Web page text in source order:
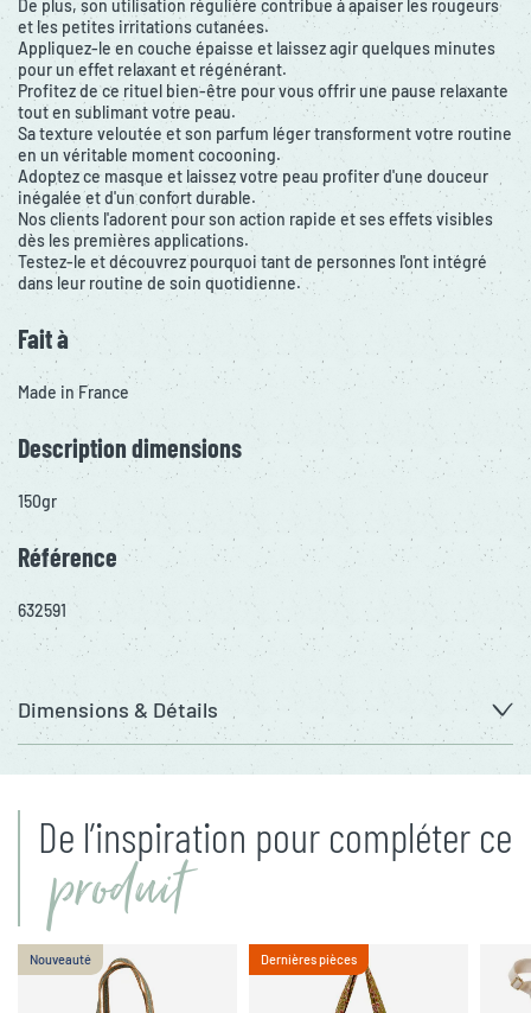
De plus, son utilisation régulière contribue à apaiser les rougeurs
et les petites irritations cutanées.
Appliquez-le en couche épaisse et laissez agir quelques minutes
pour un effet relaxant et régénérant.
Profitez de ce rituel bien-être pour vous offrir une pause relaxante
tout en sublimant votre peau.
Sa texture veloutée et son parfum léger transforment votre routine
en un véritable moment cocooning.
Adoptez ce masque et laissez votre peau profiter d'une douceur
inégalée et d'un confort durable.
Nos clients l'adorent pour son action rapide et ses effets visibles
dès les premières applications.
Testez-le et découvrez pourquoi tant de personnes l'ont intégré
dans leur routine de soin quotidienne.
Fait à
Made in France
Description dimensions
150gr
Référence
632591
Dimensions & Détails
De l’inspiration pour compléter ce
produit
Nouveauté Dernières pièces